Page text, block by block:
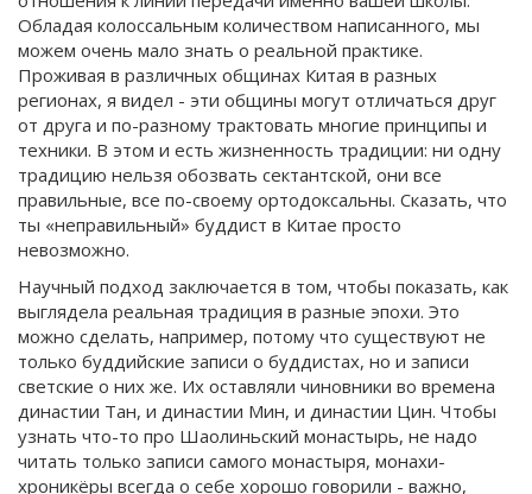
Обладая колоссальным количеством написанного, мы
можем очень мало знать о реальной практике.
Проживая в различных общинах Китая в разных
регионах, я видел - эти общины могут отличаться друг
от друга и по-разному трактовать многие принципы и
техники. В этом и есть жизненность традиции: ни одну
традицию нельзя обозвать сектантской, они все
правильные, все по-своему ортодоксальны. Сказать, что
ты «неправильный» буддист в Китае просто
невозможно.
Научный подход заключается в том, чтобы показать, как
выглядела реальная традиция в разные эпохи. Это
можно сделать, например, потому что существуют не
только буддийские записи о буддистах, но и записи
светские о них же. Их оставляли чиновники во времена
династии Тан, и династии Мин, и династии Цин. Чтобы
узнать что-то про Шаолиньский монастырь, не надо
читать только записи самого монастыря, монахи-
хроникёры всегда о себе хорошо говорили - важно,